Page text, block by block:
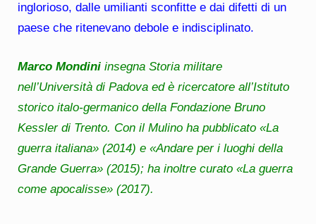
inglorioso, dalle umilianti sconfitte e dai difetti di un
paese che ritenevano debole e indisciplinato.
Marco Mondiniinsegna Storia militare
nell’Università di Padova ed è ricercatore all’Istituto
storico italo-germanico della Fondazione Bruno
Kessler di Trento. Con il Mulino ha pubblicato «La
guerra italiana» (2014) e «Andare per i luoghi della
Grande Guerra» (2015); ha inoltre curato «La guerra
come apocalisse» (2017).